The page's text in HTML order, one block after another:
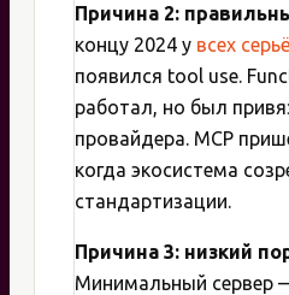
Причина 2:
концу 2024 у всех
появился tool use.
работал, но был
провайдера. MCP
когда экосистема
стандартизации.
Причина 3: низкий
Минимальный сервер